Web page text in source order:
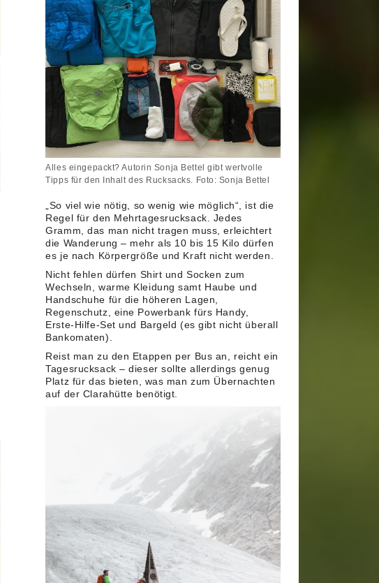
Alles eingepackt? Autorin Sonja Bettel gibt wertvolle
Tipps für den Inhalt des Rucksacks. Foto: Sonja Bettel
„So viel wie nötig, so wenig wie möglich“, ist die
Regel für den Mehrtagesrucksack. Jedes
Gramm, das man nicht tragen muss, erleichtert
die Wanderung – mehr als 10 bis 15 Kilo dürfen
es je nach Körpergröße und Kraft nicht werden.
Nicht fehlen dürfen Shirt und Socken zum
Wechseln, warme Kleidung samt Haube und
Handschuhe für die höheren Lagen,
Regenschutz, eine Powerbank fürs Handy,
Erste-Hilfe-Set und Bargeld (es gibt nicht überall
Bankomaten).
Reist man zu den Etappen per Bus an, reicht ein
Tagesrucksack – dieser sollte allerdings genug
Platz für das bieten, was man zum Übernachten
auf der Clarahütte benötigt.